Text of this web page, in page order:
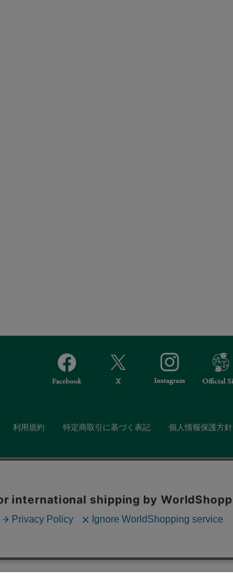
利用規約 特定商取引に基づく表記 個人情報保護方針
ボタンから同意の可否を選択してください。選
す。クッキーを通じて収集する情報には「お客